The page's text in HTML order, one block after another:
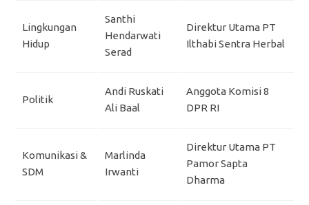
Lingkungan
Hidup
Santhi
Hendarwati
Serad
Direktur Utama PT
Ilthabi Sentra Herbal
Politik
Andi Ruskati
Ali Baal
Anggota Komisi 8
DPR RI
Komunikasi &
SDM
Marlinda
Irwanti
Direktur Utama PT
Pamor Sapta
Dharma